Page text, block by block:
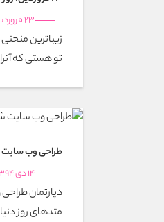
23 فروردین 1395
زیباترین
تو هستی که
طراحی وب
14 دی 1394
دپارتمان
متدهای روز